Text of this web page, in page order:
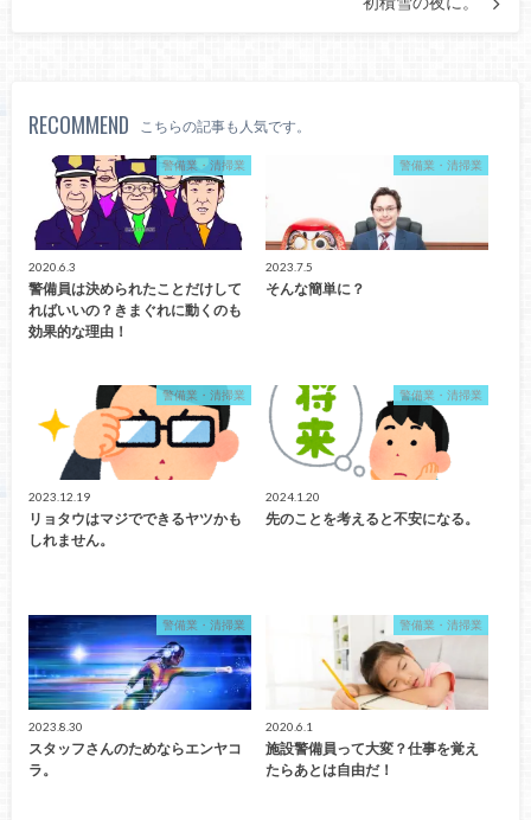
RECOMMEND こちらの記事も人気です。
警備業・清掃業
2020.6.3
警備員は決められたことだけして
ればいいの？きまぐれに動くのも
効果的な理由！
警備業・清掃業
2023.7.5
そんな簡単に？
警備業・清掃業
2023.12.19
リョタウはマジでできるヤツかも
しれません。
警備業・清掃業
2024.1.20
先のことを考えると不安になる。
警備業・清掃業
2023.8.30
スタッフさんのためならエンヤコ
ラ。
警備業・清掃業
2020.6.1
施設警備員って大変？仕事を覚え
たらあとは自由だ！